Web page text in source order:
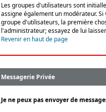
Les groupes d'utilisateurs sont
assigne également un modérateur.
groupe d'utilisateurs, la première
l'administrateur; essayez de lui
Revenir en haut de page
Messagerie Privée
Je ne peux pas envoyer de